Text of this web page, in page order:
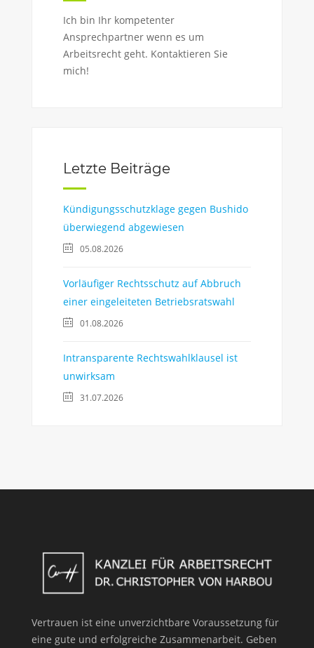
Ich bin Ihr kompetenter
Ansprechpartner wenn es um
Arbeitsrecht geht. Kontaktieren Sie
mich!
Letzte Beiträge
Kündigungsschutzklage gegen Bushido
überwiegend abgewiesen
05.08.2026
Vorläufiger Rechtsschutz auf Abbruch
einer eingeleiteten Betriebsratswahl
01.08.2026
Intransparente Rechtswahlklausel ist
unwirksam
31.07.2026
Vertrauen ist eine unverzichtbare Voraussetzung für
eine gute und erfolgreiche Zusammenarbeit. Geben